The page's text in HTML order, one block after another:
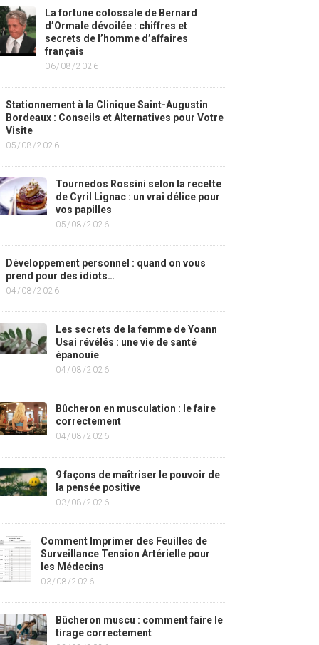
La fortune colossale de Bernard
d’Ormale dévoilée : chiffres et
secrets de l’homme d’affaires
français
06/08/2026
Stationnement à la Clinique Saint-Augustin
Bordeaux : Conseils et Alternatives pour Votre
Visite
05/08/2026
Tournedos Rossini selon la recette
de Cyril Lignac : un vrai délice pour
vos papilles
05/08/2026
Développement personnel : quand on vous
prend pour des idiots…
04/08/2026
Les secrets de la femme de Yoann
Usai révélés : une vie de santé
épanouie
04/08/2026
Bûcheron en musculation : le faire
correctement
04/08/2026
9 façons de maîtriser le pouvoir de
la pensée positive
03/08/2026
Comment Imprimer des Feuilles de
Surveillance Tension Artérielle pour
les Médecins
03/08/2026
Bûcheron muscu : comment faire le
tirage correctement